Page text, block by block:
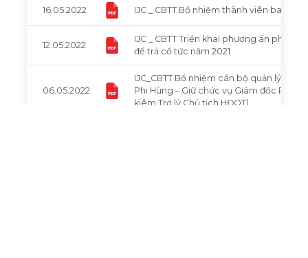
16.05.2022 IJC _ CBTT Bổ nhiệm thành viên ban
12.05.2022
IJC _ CBTT Triển khai phương án phát
để trả cổ tức năm 2021
06.05.2022
IJC_CBTT Bổ nhiệm cán bộ quản lý (Bổ
Phi Hùng – Giữ chức vụ Giám đốc
kiêm Trợ lý Chủ tịch HĐQT)